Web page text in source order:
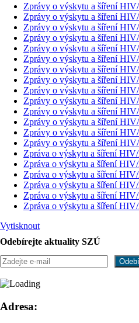
Zprávy o výskytu a šíření
Zprávy o výskytu a šíření
Zprávy o výskytu a šíření
Zprávy o výskytu a šíření
Zprávy o výskytu a šíření
Zprávy o výskytu a šíření
Zprávy o výskytu a šíření
Zprávy o výskytu a šíření
Zprávy o výskytu a šíření
Zprávy o výskytu a šíření
Zprávy o výskytu a šíření
Zprávy o výskytu a šíření
Zprávy o výskytu a šíření
Zprávy o výskytu a šíření
Zpráva o výskytu a šíření
Zpráva o výskytu a šíření
Zpráva o výskytu a šíření
Zpráva o výskytu a šíření
Zpráva o výskytu a šíření
Zpráva o výskytu a šíření
Vytisknout
Odebírejte aktuality SZÚ
Adresa: